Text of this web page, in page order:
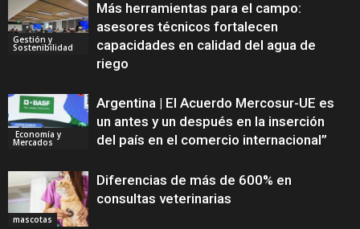
Gestión y
Sostenibilidad
Más herramientas para el campo:
asesores técnicos fortalecen
capacidades en calidad del agua de
riego
Economía y
Mercados
Argentina | El Acuerdo Mercosur-UE es
un antes y un después en la inserción
del país en el comercio internacional”
mascotas
Diferencias de más de 600% en
consultas veterinarias